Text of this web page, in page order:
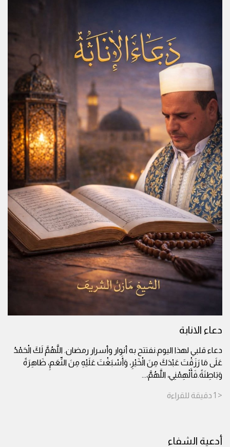
دعاء الانابة
دعاء قلبي لهذا اليوم.نفتتح به أنوار وأسرار رمضان. اللَّهُمَّ لَكَ الْحَمْدُ
عَلَى مَا رَزَقْتَ عَبْدَكَ مِنَ الْخَيْرِ، وَأَسْبَغْتَ عَلَيْهِ مِنَ النِّعَمِ، ظَاهِرَةً
وَبَاطِنَةً.فَأَلْهِمْنِي، اللَّهُمَّ،...
< 1 دقيقة للقراءة
أدعية الشفاء